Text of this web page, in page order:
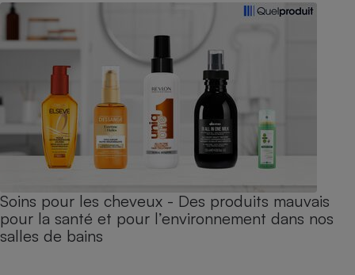
Soins pour les cheveux - Des produits mauvais
pour la santé et pour l’environnement dans nos
salles de bains